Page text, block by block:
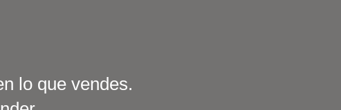
lo que vendes.